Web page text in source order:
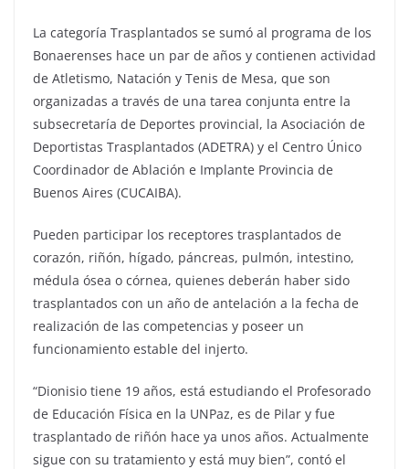
La categoría Trasplantados se sumó al programa de los
Bonaerenses hace un par de años y contienen actividad
de Atletismo, Natación y Tenis de Mesa, que son
organizadas a través de una tarea conjunta entre la
subsecretaría de Deportes provincial, la Asociación de
Deportistas Trasplantados (ADETRA) y el Centro Único
Coordinador de Ablación e Implante Provincia de
Buenos Aires (CUCAIBA).
Pueden participar los receptores trasplantados de
corazón, riñón, hígado, páncreas, pulmón, intestino,
médula ósea o córnea, quienes deberán haber sido
trasplantados con un año de antelación a la fecha de
realización de las competencias y poseer un
funcionamiento estable del injerto.
“Dionisio tiene 19 años, está estudiando el Profesorado
de Educación Física en la UNPaz, es de Pilar y fue
trasplantado de riñón hace ya unos años. Actualmente
sigue con su tratamiento y está muy bien”, contó el